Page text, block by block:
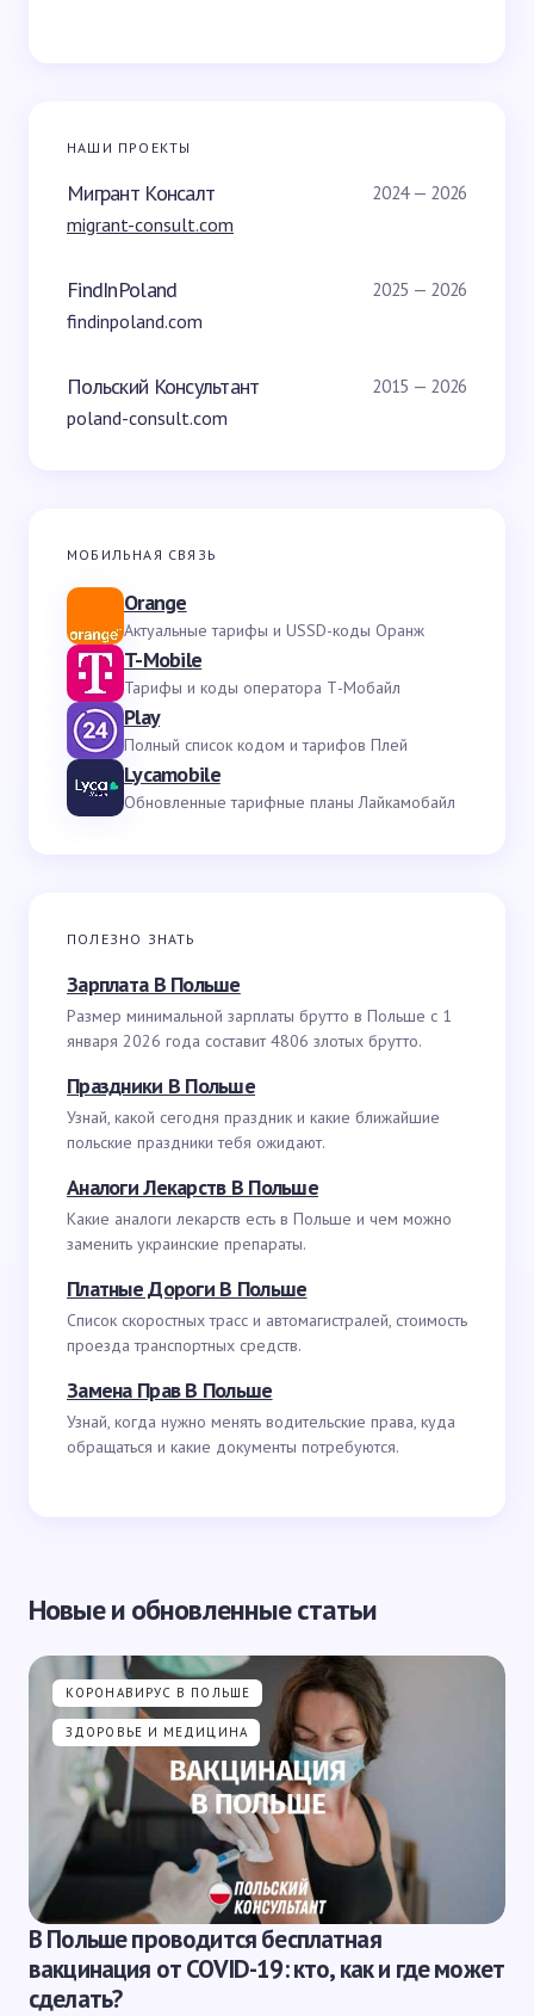
НАШИ ПРОЕКТЫ
Мигрант Консалт 2024 — 2026
migrant-consult.com
FindInPoland 2025 — 2026
findinpoland.com
Польский Консультант 2015 — 2026
poland-consult.com
МОБИЛЬНАЯ СВЯЗЬ
Orange
Актуальные тарифы и USSD-коды Оранж
T-Mobile
Тарифы и коды оператора Т-Мобайл
Play
Полный список кодом и тарифов Плей
Lycamobile
Обновленные тарифные планы Лайкамобайл
ПОЛЕЗНО ЗНАТЬ
Зарплата В Польше
Размер минимальной зарплаты брутто в Польше с 1
января 2026 года составит 4806 злотых брутто.
Праздники В Польше
Узнай, какой сегодня праздник и какие ближайшие
польские праздники тебя ожидают.
Аналоги Лекарств В Польше
Какие аналоги лекарств есть в Польше и чем можно
заменить украинские препараты.
Платные Дороги В Польше
Список скоростных трасс и автомагистралей, стоимость
проезда транспортных средств.
Замена Прав В Польше
Узнай, когда нужно менять водительские права, куда
обращаться и какие документы потребуются.
Новые и обновленные статьи
КОРОНАВИРУС В ПОЛЬШЕ
ЗДОРОВЬЕ И МЕДИЦИНА
В Польше проводится бесплатная
вакцинация от COVID-19: кто, как и где может
сделать?